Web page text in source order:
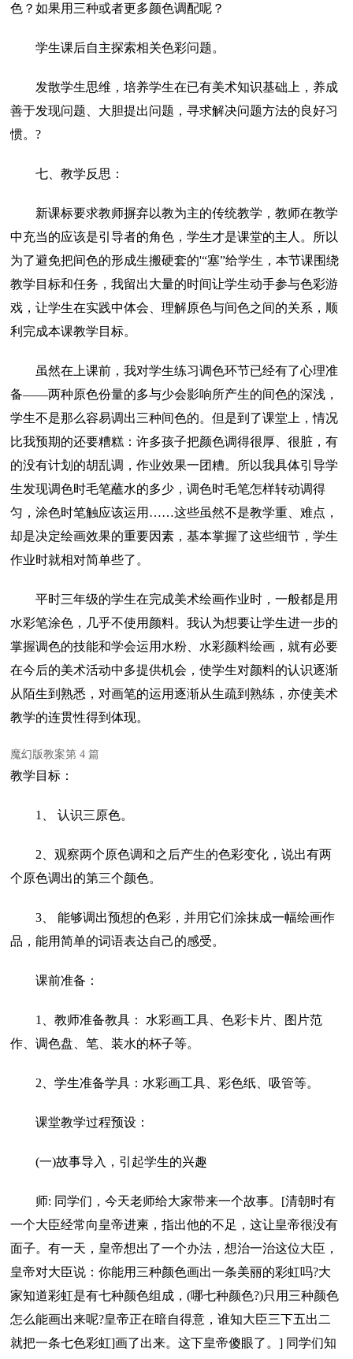
色？如果用三种或者更多颜色调配呢？
学生课后自主探索相关色彩问题。
发散学生思维，培养学生在已有美术知识基础上，养成
善于发现问题、大胆提出问题，寻求解决问题方法的良好习
惯。?
七、教学反思：
新课标要求教师摒弃以教为主的传统教学，教师在教学
中充当的应该是引导者的角色，学生才是课堂的主人。所以
为了避免把间色的形成生搬硬套的'“塞”给学生，本节课围绕
教学目标和任务，我留出大量的时间让学生动手参与色彩游
戏，让学生在实践中体会、理解原色与间色之间的关系，顺
利完成本课教学目标。
虽然在上课前，我对学生练习调色环节已经有了心理准
备——两种原色份量的多与少会影响所产生的间色的深浅，
学生不是那么容易调出三种间色的。但是到了课堂上，情况
比我预期的还要糟糕：许多孩子把颜色调得很厚、很脏，有
的没有计划的胡乱调，作业效果一团糟。所以我具体引导学
生发现调色时毛笔蘸水的多少，调色时毛笔怎样转动调得
匀，涂色时笔触应该运用……这些虽然不是教学重、难点，
却是决定绘画效果的重要因素，基本掌握了这些细节，学生
作业时就相对简单些了。
平时三年级的学生在完成美术绘画作业时，一般都是用
水彩笔涂色，几乎不使用颜料。我认为想要让学生进一步的
掌握调色的技能和学会运用水粉、水彩颜料绘画，就有必要
在今后的美术活动中多提供机会，使学生对颜料的认识逐渐
从陌生到熟悉，对画笔的运用逐渐从生疏到熟练，亦使美术
教学的连贯性得到体现。
魔幻版教案第 4 篇
教学目标：
1、 认识三原色。
2、观察两个原色调和之后产生的色彩变化，说出有两
个原色调出的第三个颜色。
3、 能够调出预想的色彩，并用它们涂抹成一幅绘画作
品，能用简单的词语表达自己的感受。
课前准备：
1、教师准备教具： 水彩画工具、色彩卡片、图片范
作、调色盘、笔、装水的杯子等。
2、学生准备学具：水彩画工具、彩色纸、吸管等。
课堂教学过程预设：
(一)故事导入，引起学生的兴趣
师: 同学们，今天老师给大家带来一个故事。[清朝时有
一个大臣经常向皇帝进柬，指出他的不足，这让皇帝很没有
面子。有一天，皇帝想出了一个办法，想治一治这位大臣，
皇帝对大臣说：你能用三种颜色画出一条美丽的彩虹吗?大
家知道彩虹是有七种颜色组成，(哪七种颜色?)只用三种颜色
怎么能画出来呢?皇帝正在暗自得意，谁知大臣三下五出二
就把一条七色彩虹]画了出来。这下皇帝傻眼了。] 同学们知